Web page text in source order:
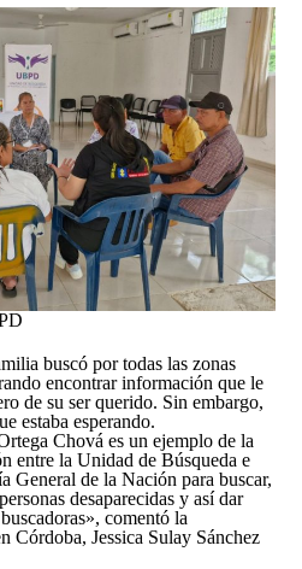
buscó por todas las zonas
encontrar información que le
de su ser querido. Sin embargo,
estaba esperando.
Chová es un ejemplo de la
entre la Unidad de Búsqueda e
General de la Nación para buscar,
desaparecidas y así dar
comentó la
Córdoba, Jessica Sulay Sánchez